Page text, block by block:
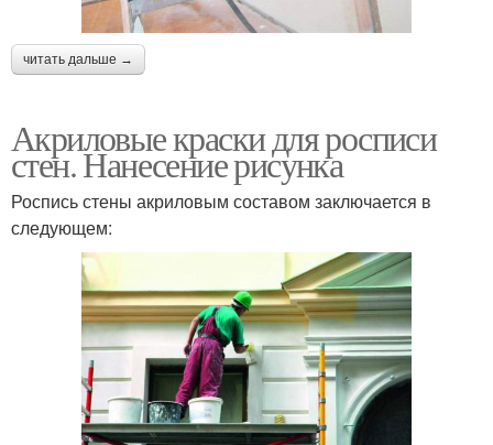
читать дальше →
Акриловые краски для росписи
стен. Нанесение рисунка
Роспись стены акриловым составом заключается в
следующем: